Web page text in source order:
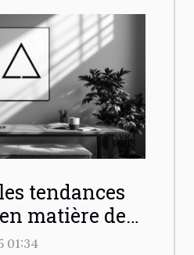
tendances
matière de
pour espaces
01:34